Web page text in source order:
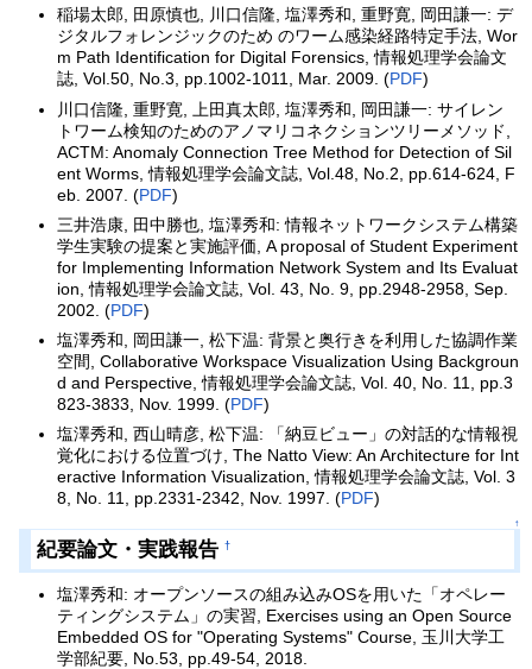
稲場太郎, 田原慎也, 川口信隆, 塩澤秀和, 重野寛, 岡田謙一: デ
ジタルフォレンジックのため のワーム感染経路特定手法, Wor
m Path Identification for Digital Forensics, 情報処理学会論文
誌, Vol.50, No.3, pp.1002-1011, Mar. 2009. (PDF)
川口信隆, 重野寛, 上田真太郎, 塩澤秀和, 岡田謙一: サイレン
トワーム検知のためのアノマリコネクションツリーメソッド,
ACTM: Anomaly Connection Tree Method for Detection of Sil
ent Worms, 情報処理学会論文誌, Vol.48, No.2, pp.614-624, F
eb. 2007. (PDF)
三井浩康, 田中勝也, 塩澤秀和: 情報ネットワークシステム構築
学生実験の提案と実施評価, A proposal of Student Experiment
for Implementing Information Network System and Its Evaluat
ion, 情報処理学会論文誌, Vol. 43, No. 9, pp.2948-2958, Sep.
2002. (PDF)
塩澤秀和, 岡田謙一, 松下温: 背景と奥行きを利用した協調作業
空間, Collaborative Workspace Visualization Using Backgroun
d and Perspective, 情報処理学会論文誌, Vol. 40, No. 11, pp.3
823-3833, Nov. 1999. (PDF)
塩澤秀和, 西山晴彦, 松下温: 「納豆ビュー」の対話的な情報視
覚化における位置づけ, The Natto View: An Architecture for Int
eractive Information Visualization, 情報処理学会論文誌, Vol. 3
8, No. 11, pp.2331-2342, Nov. 1997. (PDF)
↑
紀要論文・実践報告 †
塩澤秀和: オープンソースの組み込みOSを用いた「オペレー
ティングシステム」の実習, Exercises using an Open Source
Embedded OS for "Operating Systems" Course, 玉川大学工
学部紀要, No.53, pp.49-54, 2018.